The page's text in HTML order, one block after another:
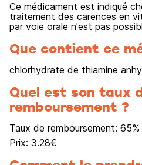
Ce médicament est indiqué
traitement des carences en
par voie orale n'est pas
Que contient ce
chlorhydrate de thiamine
Quel est son taux
remboursement ?
Taux de remboursement: 65%
Prix: 3.28€